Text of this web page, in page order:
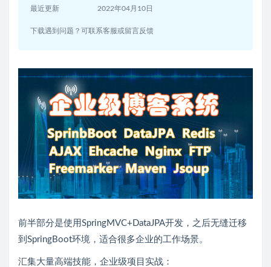
最近更新 2022年04月10日
下载遇到问题？可联系客服或留言反馈
前半部分是使用SpringMVC+DataJPA开发，之后无缝迁移
到SpringBoot环境，适合很多企业的工作场景。
汇集大量高端技能，企业级项目实战：